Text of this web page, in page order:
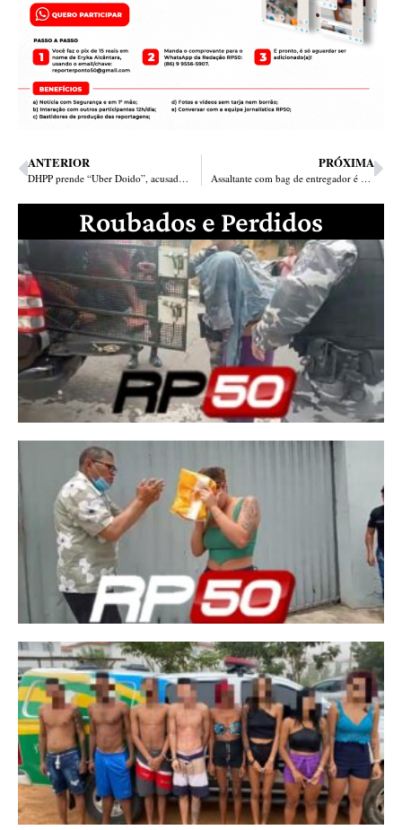
ANTERIOR
DHPP prende “Uber Doido”, acusado de dirigir carro para bandidos matar homem em Teresina
PRÓXIMA
Assaltante com bag de entregador é perseguido e morto a tiros na zona Leste de Teresina
Roubados e Perdidos